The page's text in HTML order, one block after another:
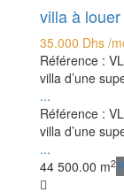
villa à
35.000 Dhs /
Référence :
villa d’une
...
Référence :
villa d’une
...
44 500.00 m2